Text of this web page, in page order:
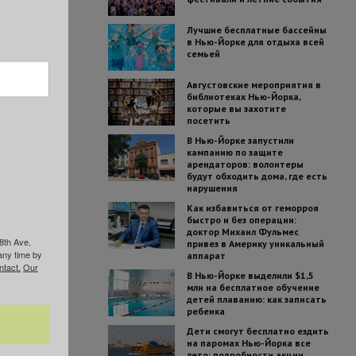
Лучшие бесплатные бассейны
в Нью-Йорке для отдыха всей
семьей
Августовские мероприятия в
библиотеках Нью-Йорка,
которые вы захотите
посетить
В Нью-Йорке запустили
кампанию по защите
арендаторов: волонтеры
будут обходить дома, где есть
нарушения
Как избавиться от геморроя
быстро и без операции:
доктор Михаил Фульмес
привез в Америку уникальный
аппарат
В Нью-Йорке выделили $1,5
млн на бесплатное обучение
детей плаванию: как записать
ребенка
Дети смогут бесплатно ездить
на паромах Нью-Йорка все
Ave,
time by
Our